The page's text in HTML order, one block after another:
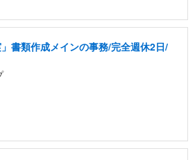
」書類作成メインの事務/完全週休2日/